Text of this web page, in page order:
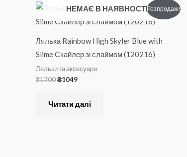
Розпродаж!
НЕМАЄ В НАЯВНОСТІ
Лялька Rainbow High Skyler Blue with
Slime Скайлер зі слаймом (120216)
Ляльки та аксесуари
₴1700
Оригінальна
ціна:
₴1700.
₴1049
Поточна
ціна:
₴1049.
Читати далі